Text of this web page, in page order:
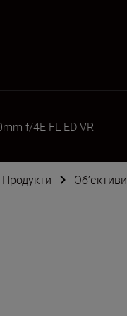
f/4E FL ED VR
Продукти Об’єктиви